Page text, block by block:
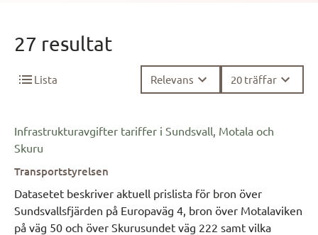
27 resultat
Lista Relevans 20 träffar
Infrastrukturavgifter tariffer i Sundsvall, Motala och
Skuru
Transportstyrelsen
Datasetet beskriver aktuell prislista för bron över
Sundsvallsfjärden på Europaväg 4, bron över Motalaviken
på väg 50 och över Skurusundet väg 222 samt vilka